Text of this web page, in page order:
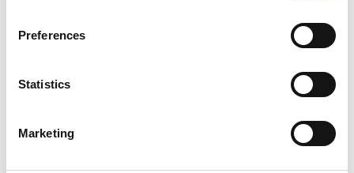
Preferences
Statistics
Marketing
La Škoda avvia la produzione del suo SUV Peaq